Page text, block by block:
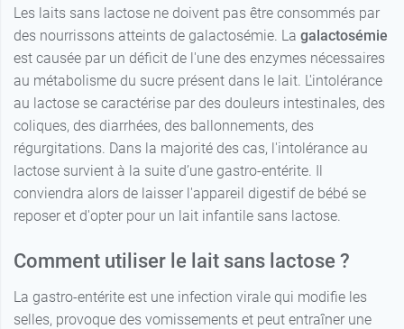
Les laits sans lactose ne doivent pas être consommés par
des nourrissons atteints de galactosémie. La galactosémie
est causée par un déficit de l'une des enzymes nécessaires
au métabolisme du sucre présent dans le lait. L'intolérance
au lactose se caractérise par des douleurs intestinales, des
coliques, des diarrhées, des ballonnements, des
régurgitations. Dans la majorité des cas, l'intolérance au
lactose survient à la suite d’une gastro-entérite. Il
conviendra alors de laisser l'appareil digestif de bébé se
reposer et d'opter pour un lait infantile sans lactose.
Comment utiliser le lait sans lactose ?
La gastro-entérite est une infection virale qui modifie les
selles, provoque des vomissements et peut entraîner une